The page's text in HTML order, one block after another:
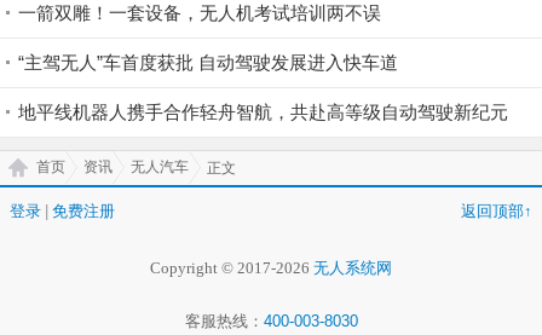
一箭双雕！一套设备，无人机考试培训两不误
“主驾无人”车首度获批 自动驾驶发展进入快车道
地平线机器人携手合作轻舟智航，共赴高等级自动驾驶新纪元
首页 资讯 无人汽车 正文
登录 免费注册 返回顶部↑
Copyright © 2017-2026 无人系统网
客服热线： 400-003-8030